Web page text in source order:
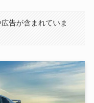
告が含まれていま